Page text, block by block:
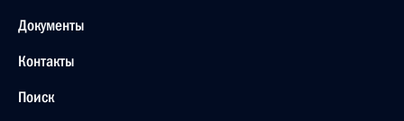
Документы
Контакты
Поиск